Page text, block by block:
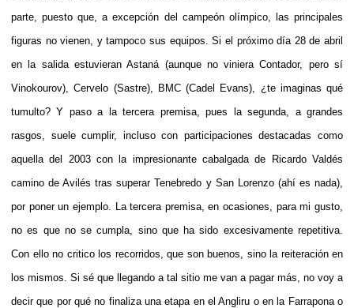
parte, puesto que, a excepción del campeón olímpico, las principales
figuras no vienen, y tampoco sus equipos. Si el próximo día 28 de abril
en la salida estuvieran Astaná (aunque no viniera Contador, pero sí
Vinokourov), Cervelo (Sastre), BMC (Cadel Evans), ¿te imaginas qué
tumulto? Y paso a la tercera premisa, pues la segunda, a grandes
rasgos, suele cumplir, incluso con participaciones destacadas como
aquella del 2003 con la impresionante cabalgada de Ricardo Valdés
camino de Avilés tras superar Tenebredo y San Lorenzo (ahí es nada),
por poner un ejemplo. La tercera premisa, en ocasiones, para mi gusto,
no es que no se cumpla, sino que ha sido excesivamente repetitiva.
Con ello no critico los recorridos, que son buenos, sino la reiteración en
los mismos. Si sé que llegando a tal sitio me van a pagar más, no voy a
decir que por qué no finaliza una etapa en el Angliru o en la Farrapona o